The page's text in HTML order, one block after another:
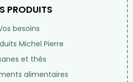
PRODUITS
besoins
Michel Pierre
et thés
alimentaires